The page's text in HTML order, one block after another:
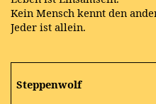
Kein Mensch kennt den
Jeder ist allein.
Steppenwolf